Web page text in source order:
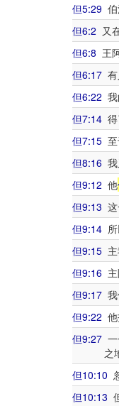
但5:29
但6:2 又
但6:8 王
但6:17
但6:22
但7:14
但7:15
但8:16
但9:12 他
但9:13
但9:14
但9:15
但9:16
但9:17
但9:22
但9:27
之
但10:10
但10:13